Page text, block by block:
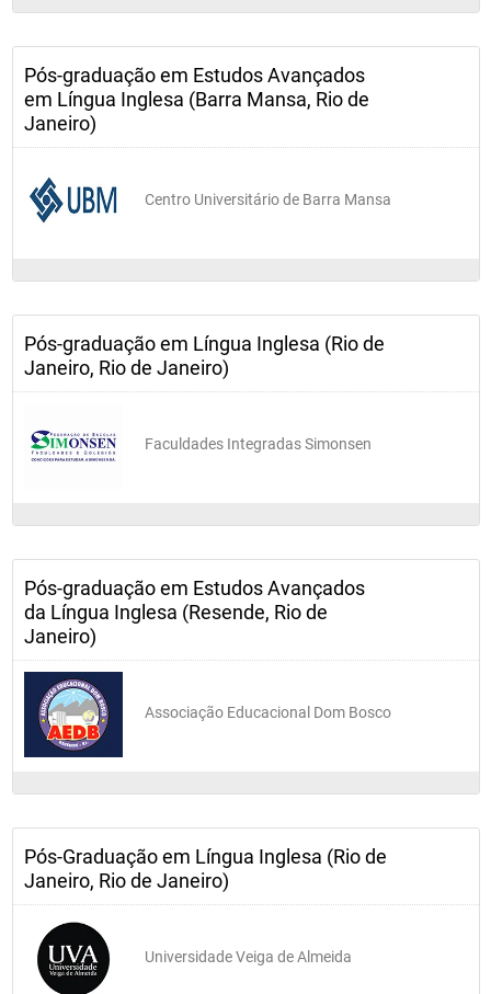
Pós-graduação em Estudos Avançados
em Língua Inglesa (Barra Mansa, Rio de
Janeiro)
Centro Universitário de Barra Mansa
Pós-graduação em Língua Inglesa (Rio de
Janeiro, Rio de Janeiro)
Faculdades Integradas Simonsen
Pós-graduação em Estudos Avançados
da Língua Inglesa (Resende, Rio de
Janeiro)
Associação Educacional Dom Bosco
Pós-Graduação em Língua Inglesa (Rio de
Janeiro, Rio de Janeiro)
Universidade Veiga de Almeida